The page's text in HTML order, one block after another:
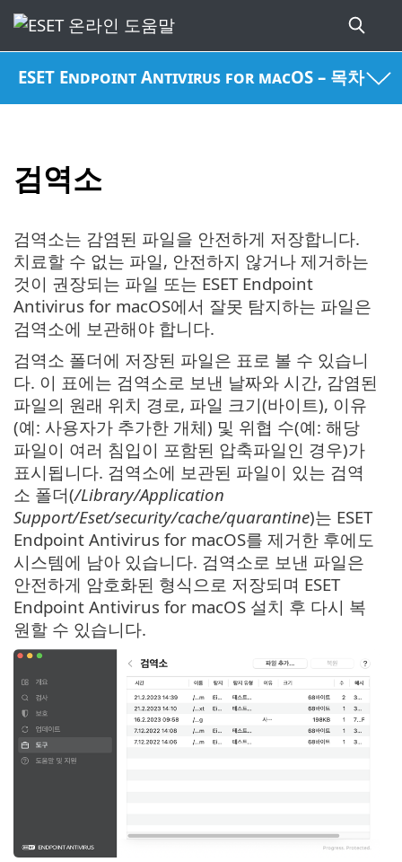
ESET Endpoint Antivirus for macOS – 목차
검역소
검역소는 감염된 파일을 안전하게 저장합니다.
치료할 수 없는 파일, 안전하지 않거나 제거하는
것이 권장되는 파일 또는 ESET Endpoint
Antivirus for macOS에서 잘못 탐지하는 파일은
검역소에 보관해야 합니다.
검역소 폴더에 저장된 파일은 표로 볼 수 있습니
다. 이 표에는 검역소로 보낸 날짜와 시간, 감염된
파일의 원래 위치 경로, 파일 크기(바이트), 이유
(예: 사용자가 추가한 개체) 및 위협 수(예: 해당
파일이 여러 침입이 포함된 압축파일인 경우)가
표시됩니다. 검역소에 보관된 파일이 있는 검역
소 폴더(/Library/Application
Support/Eset/security/cache/quarantine)는 ESET
Endpoint Antivirus for macOS를 제거한 후에도
시스템에 남아 있습니다. 검역소로 보낸 파일은
안전하게 암호화된 형식으로 저장되며 ESET
Endpoint Antivirus for macOS 설치 후 다시 복
원할 수 있습니다.